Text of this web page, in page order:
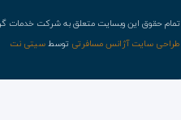
تمام حقوق این وبسایت متعلق به شرکت خدمات
طراحی سایت آژانس مسافرتی توسط سیتی نت